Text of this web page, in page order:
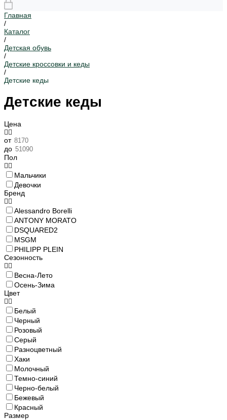
Главная
/
Каталог
/
Детская обувь
/
Детские кроссовки и кеды
/
Детские кеды
Детские кеды
Цена
от
до
Пол
Мальчики
Девочки
Бренд
Alessandro Borelli
ANTONY MORATO
DSQUARED2
MSGM
PHILIPP PLEIN
Сезонность
Весна-Лето
Осень-Зима
Цвет
Белый
Черный
Розовый
Серый
Разноцветный
Хаки
Молочный
Темно-синий
Черно-белый
Бежевый
Красный
Размер